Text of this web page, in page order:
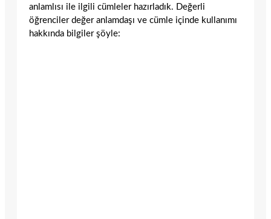
anlamlısı ile ilgili cümleler hazırladık. Değerli
öğrenciler değer anlamdaşı ve cümle içinde kullanımı
hakkında bilgiler şöyle: